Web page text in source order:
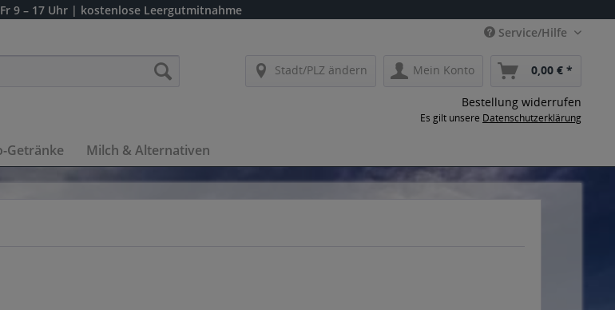
9 – 17 Uhr | kostenlose Leergutmitnahme
Service/Hilfe
Stadt/PLZ ändern Mein Konto 0,00 € *
Bestellung widerrufen
Es gilt unsere Datenschutzerklärung
Getränke Milch & Alternativen